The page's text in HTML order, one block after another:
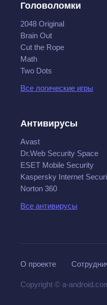
Головоломки
2048 Original
Brain Out
Cut the Rope
Math
Two Dots
Все логические игры
Антивирусы
Avast
Dr.Web Security Space
ESET Mobile Security
Kaspersky Internet
Norton 360
Все антивирусы
О проекте
Copyright © a-